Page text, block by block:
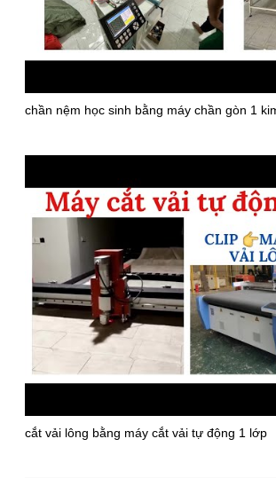
chần nệm học sinh bằng máy chần gòn 1
cắt vải lông bằng máy cắt vải tự động 1 lớp